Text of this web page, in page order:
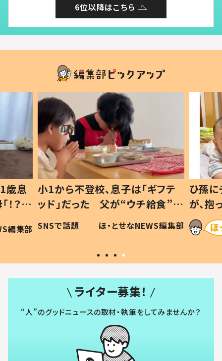
6位以降はこちら
歳息
？」
編集部
小1から不登校、息子は「ギフテ
ッド」だった 父が“ウチ給食”を
作り続ける理由とは #令和の親
#令和の子
SNSで話題 ほ・とせなNEWS編集部
ひ孫
が、
「涙が
い」
ライター募集！
“人”のグッドニュースの取材・執筆をしてみませんか？